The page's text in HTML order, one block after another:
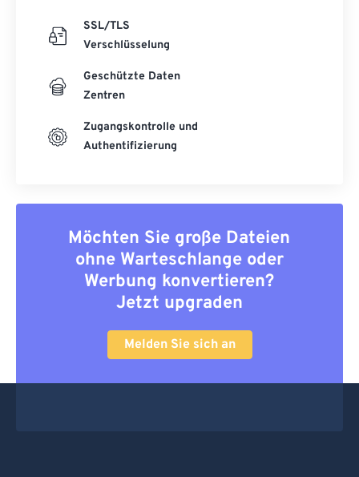
SSL/TLS
Verschlüsselung
Geschützte Daten
Zentren
Zugangskontrolle und
Authentifizierung
Möchten Sie große Dateien
ohne Warteschlange oder
Werbung konvertieren?
Jetzt upgraden
Melden Sie sich an